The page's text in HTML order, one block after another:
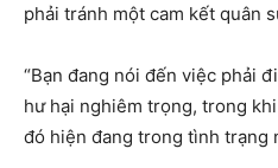
phải tránh một cam kết quân
“Bạn đang nói đến việc phải
hư hại nghiêm trọng, trong
đó hiện đang trong tình trạng